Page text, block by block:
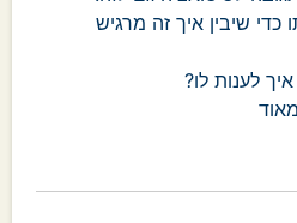
כדי שיבין איך זה מרגיש